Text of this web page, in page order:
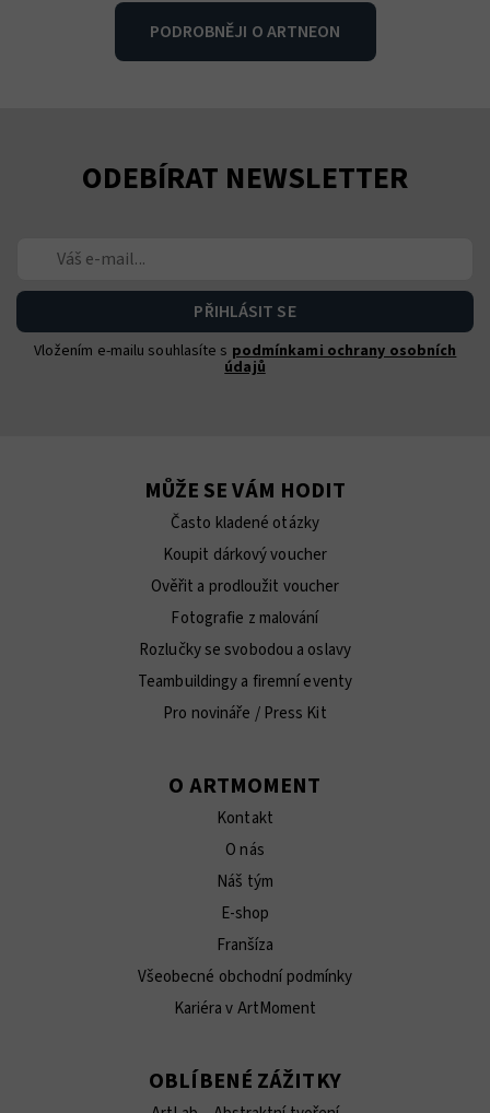
PODROBNĚJI O ARTNEON
ODEBÍRAT NEWSLETTER
Vložením e-mailu souhlasíte s podmínkami ochrany osobních
údajů
MŮŽE SE VÁM HODIT
Často kladené otázky
Koupit dárkový voucher
Ověřit a prodloužit voucher
Fotografie z malování
Rozlučky se svobodou a oslavy
Teambuildingy a firemní eventy
Pro novináře / Press Kit
O ARTMOMENT
Kontakt
O nás
Náš tým
E-shop
Franšíza
Všeobecné obchodní podmínky
Kariéra v ArtMoment
OBLÍBENÉ ZÁŽITKY